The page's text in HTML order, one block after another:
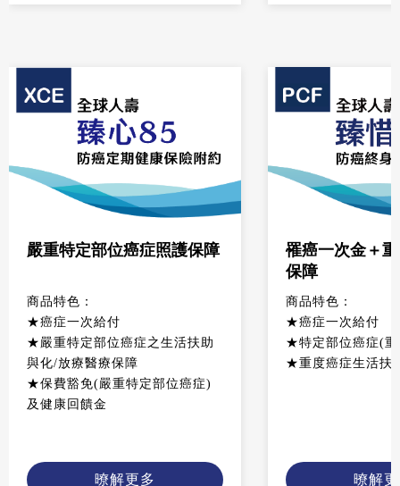
嚴重特定部位癌症照護保障
商品特色：
★癌症一次給付
★嚴重特定部位癌症之生活扶助
與化/放療醫療保障
★保費豁免(嚴重特定部位癌症)
及健康回饋金
暸解更多
罹癌一次金＋
保障
商品特色：
★癌症一次給付
★特定部位癌症(重
★重度癌症生活扶
暸解